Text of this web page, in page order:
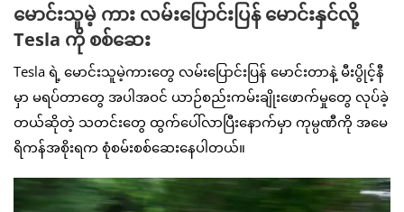
မောင်းသူမဲ့ ကား လမ်းပြောင်းပြန် မောင်းနှင်လို့
Tesla ကို စစ်ဆေး
Tesla ရဲ့ မောင်းသူမဲ့ကားတွေ လမ်းပြောင်းပြန် မောင်းတာနဲ့ မီးပွိုင့်နီ
မှာ မရပ်တာတွေ အပါအဝင် ယာဉ်စည်းကမ်းချိုးဖောက်မှုတွေ လုပ်ခဲ့
တယ်ဆိုတဲ့ သတင်းတွေ ထွက်ပေါ်လာပြီးနောက်မှာ ကုမ္ပဏီကို အမေ
ရိကန်အစိုးရက စုံစမ်းစစ်ဆေးနေပါတယ်။